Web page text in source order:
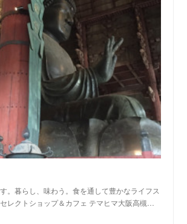
。暮らし、味わう。食を通して豊かなライフス
レクトショップ＆カフェ テマヒマ大阪高槻…